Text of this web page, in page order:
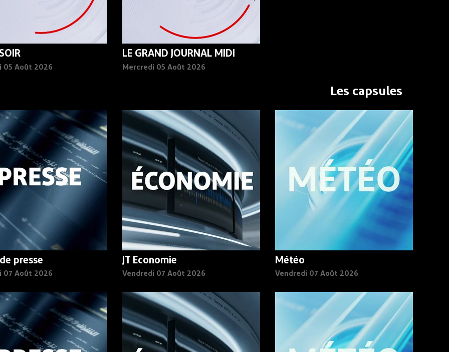
05 Août 2026
LE GRAND JOURNAL MIDI
Mercredi 05 Août 2026
Les capsules
presse
07 Août 2026
JT Economie
Vendredi 07 Août 2026
Météo
Vendredi 07 Août 2026